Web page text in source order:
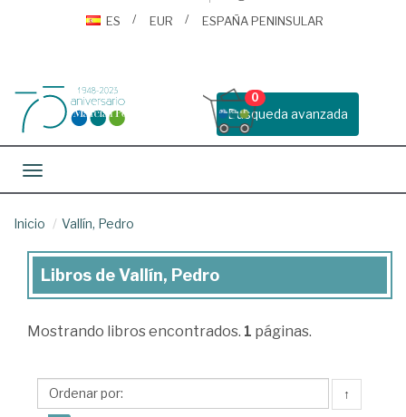
ES
EUR ESPAÑA PENINSULAR
Busqueda avanzada
0
Toggle navigation
Inicio Vallín, Pedro
Libros
Vallín,
Libros de Vallín, Pedro
Mostrando libros encontrados. 1 páginas.
↑